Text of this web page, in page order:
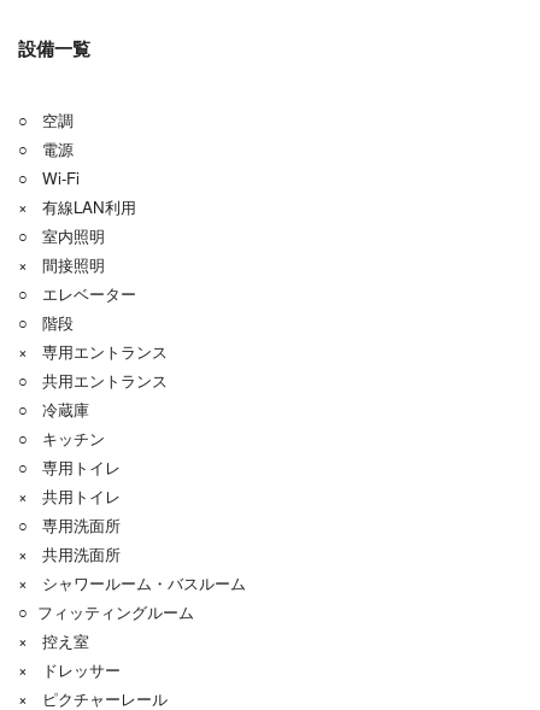
設備一覧
○ 空調
○ 電源
○ Wi-Fi
× 有線LAN利用
○ 室内照明
× 間接照明
○ エレベーター
○ 階段
× 専用エントランス
○ 共用エントランス
○ 冷蔵庫
○ キッチン
○ 専用トイレ
× 共用トイレ
○ 専用洗面所
× 共用洗面所
× シャワールーム・バスルーム
○ フィッティングルーム
× 控え室
× ドレッサー
× ピクチャーレール